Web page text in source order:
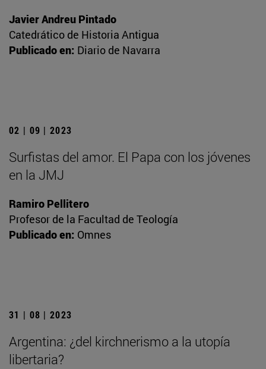
Javier Andreu Pintado
Catedrático de Historia Antigua
Publicado en: Diario de Navarra
02 | 09 | 2023
Surfistas del amor. El Papa con los jóvenes
en la JMJ
Ramiro Pellitero
Profesor de la Facultad de Teología
Publicado en: Omnes
31 | 08 | 2023
Argentina: ¿del kirchnerismo a la utopía
libertaria?